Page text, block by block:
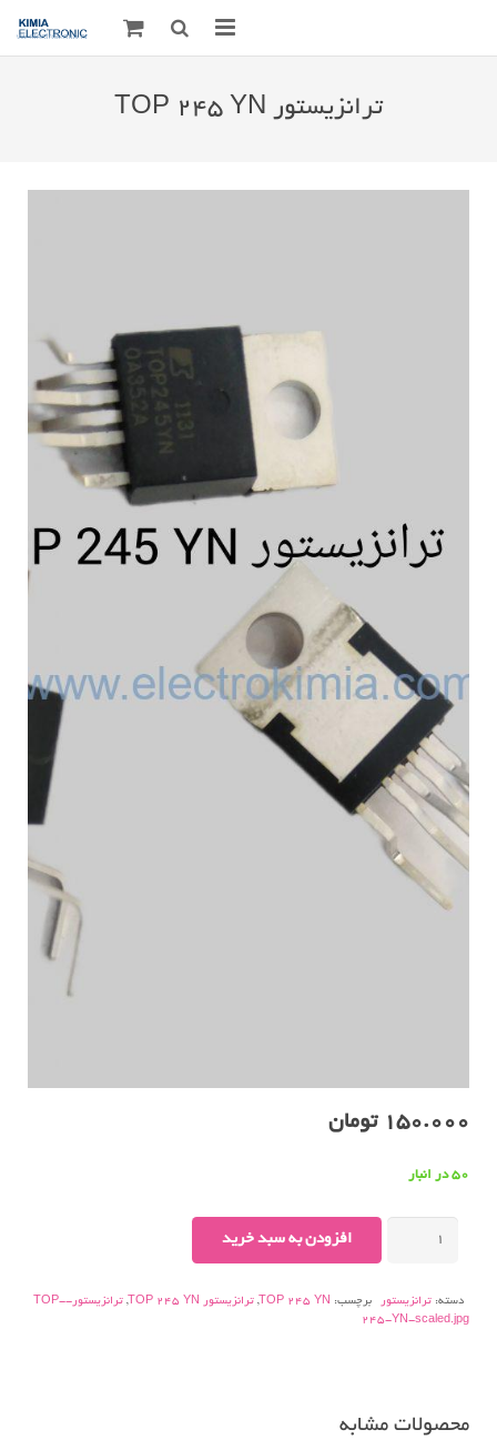
ترانزیستور TOP 245 YN
150.000 تومان
50 در انبار
YN
افزودن به سبد خرید
دسته: ترانزیستور برچسب: TOP 245 YN
, ترانزیستور TOP 245 YN ,
ترانزیستور-TOP-
245-YN-scaled.jpg
محصولات مشابه